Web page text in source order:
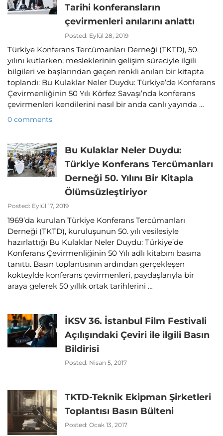
Tarihi konferansların
çevirmenleri anılarını anlattı
Posted: Eylül 28, 2019
Türkiye Konferans Tercümanları Derneği (TKTD), 50.
yılını kutlarken; mesleklerinin gelişim süreciyle ilgili
bilgileri ve başlarından geçen renkli anıları bir kitapta
toplandı: Bu Kulaklar Neler Duydu: Türkiye’de Konferans
Çevirmenliğinin 50 Yılı Körfez Savaşı’nda konferans
çevirmenleri kendilerini nasıl bir anda canlı yayında …
0 comments
Bu Kulaklar Neler Duydu:
Türkiye Konferans Tercümanları
Derneği 50. Yılını Bir Kitapla
Ölümsüzleştiriyor
Posted: Eylül 17, 2019
1969’da kurulan Türkiye Konferans Tercümanları
Derneği (TKTD), kuruluşunun 50. yılı vesilesiyle
hazırlattığı Bu Kulaklar Neler Duydu: Türkiye’de
Konferans Çevirmenliğinin 50 Yılı adlı kitabını basına
tanıttı. Basın toplantısının ardından gerçekleşen
kokteylde konferans çevirmenleri, paydaşlarıyla bir
araya gelerek 50 yıllık ortak tarihlerini …
İKSV 36. İstanbul Film Festivali
Açılışındaki Çeviri ile ilgili Basın
Bildirisi
Posted: Nisan 5, 2017
TKTD-Teknik Ekipman Şirketleri
Toplantısı Basın Bülteni
Posted: Ocak 13, 2017